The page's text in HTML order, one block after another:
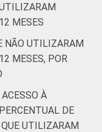
MESES
NÃO UTILIZARAM
MESES, POR
À
DE
UTILIZARAM